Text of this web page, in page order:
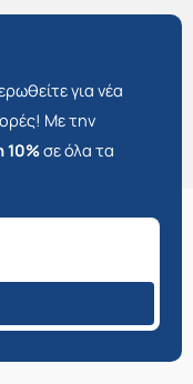
για νέα
Με την
10%σε όλα τα